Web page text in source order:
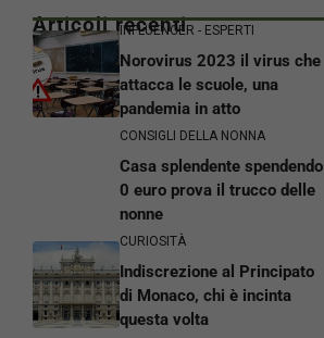
Articoli recentiINFLUENCER - ESPERTI
Norovirus 2023 il virus che
attacca le scuole, una
pandemia in atto
CONSIGLI DELLA NONNA
Casa splendente spendendo
0 euro prova il trucco delle
nonne
CURIOSITÀ
Indiscrezione al Principato
di Monaco, chi è incinta
questa volta